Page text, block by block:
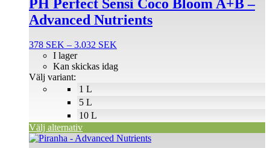
PH Perfect Sensi Coco Bloom A+B –
Advanced Nutrients
378 SEK – 3.032 SEK
till
1 L
5 L
10 L
I lager
Kan skickas idag
Välj variant:
Välj alternativ
har
flera
De
olika
alternativen
kan
väljas
produktsidan
Den